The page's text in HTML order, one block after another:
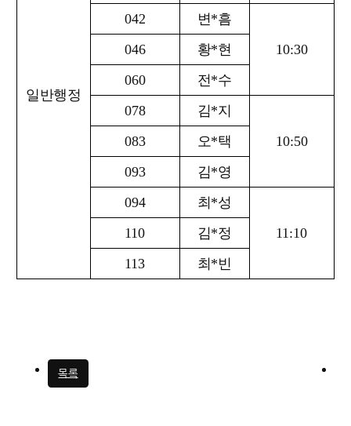
일반행정
042
변*흠
10:30
046 황*현
060
전*수
078
김*지
10:50
083 오*택
093
김*영
094
최*성
11:10
110 김*정
113
최*빈
목록